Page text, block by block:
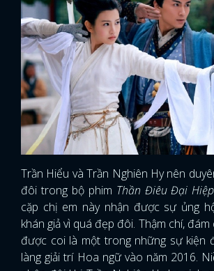
Trần Hiểu và Trần Nghiên Hy nên
đôi trong bộ phim Thần Điêu Đại
cặp chị em này nhận được sự ủng
khán giả vì quá đẹp đôi. Thậm chí,
được coi là một trong những sự kiện
làng giải trí Hoa ngữ vào năm 2016.